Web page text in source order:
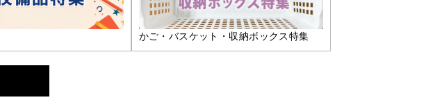
かご・バスケット・収納ボックス特集